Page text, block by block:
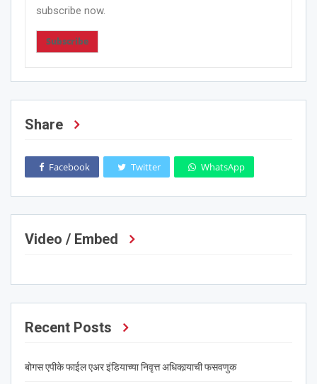
subscribe now.
Subscribe
Share
Facebook Twitter WhatsApp
Video / Embed
Recent Posts
बोगस एपीके फाईल एअर इंडियाच्या निवृत्त अधिकार्‍याची फसवणुक